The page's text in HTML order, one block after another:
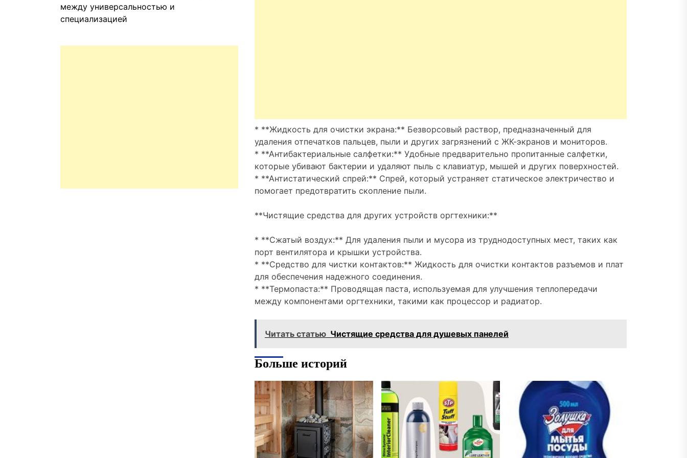
* **Жидкость для очистки экрана:** Безворсовый раствор, предназначенный для
удаления отпечатков пальцев, пыли и других загрязнений с ЖК-экранов и мониторов.
* **Антибактериальные салфетки:** Удобные предварительно пропитанные салфетки,
которые убивают бактерии и удаляют пыль с клавиатур, мышей и других поверхностей.
* **Антистатический спрей:** Спрей, который устраняет статическое электричество и
помогает предотвратить скопление пыли.
**Чистящие средства для других устройств оргтехники:**
* **Сжатый воздух:** Для удаления пыли и мусора из труднодоступных мест, таких как
порт вентилятора и крышки устройства.
* **Средство для чистки контактов:** Жидкость для очистки контактов разъемов и плат
для обеспечения надежного соединения.
* **Термопаста:** Проводящая паста, используемая для улучшения теплопередачи
между компонентами оргтехники, такими как процессор и радиатор.
Читать статью Чистящие средства для душевых панелей
Больше историй
между универсальностью и
специализацией